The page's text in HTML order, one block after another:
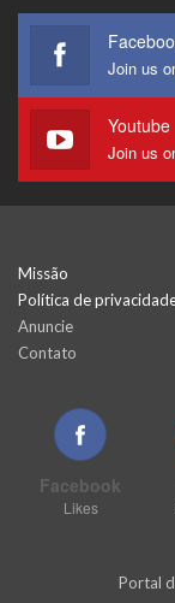
Join us
Youtube
Join us
Missão
Política de
Anuncie
Contato
Facebook
Likes
Portal